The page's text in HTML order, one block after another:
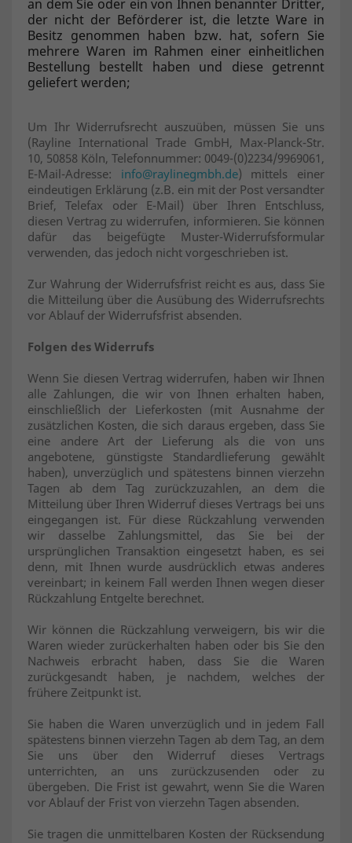
an dem Sie oder ein von Ihnen benannter Dritter,
der nicht der Beförderer ist, die letzte Ware in
Besitz genommen haben bzw. hat, sofern Sie
mehrere Waren im Rahmen einer einheitlichen
Bestellung bestellt haben und diese getrennt
geliefert werden;
Um Ihr Widerrufsrecht auszuüben, müssen Sie uns
(Rayline International Trade GmbH, Max-Planck-Str.
10, 50858 Köln, Telefonnummer: 0049-(0)2234/9969061,
E-Mail-Adresse: info@raylinegmbh.de) mittels einer
eindeutigen Erklärung (z.B. ein mit der Post versandter
Brief, Telefax oder E-Mail) über Ihren Entschluss,
diesen Vertrag zu widerrufen, informieren. Sie können
dafür das beigefügte Muster-Widerrufsformular
verwenden, das jedoch nicht vorgeschrieben ist.
Zur Wahrung der Widerrufsfrist reicht es aus, dass Sie
die Mitteilung über die Ausübung des Widerrufsrechts
vor Ablauf der Widerrufsfrist absenden.
Folgen des Widerrufs
Wenn Sie diesen Vertrag widerrufen, haben wir Ihnen
alle Zahlungen, die wir von Ihnen erhalten haben,
einschließlich der Lieferkosten (mit Ausnahme der
zusätzlichen Kosten, die sich daraus ergeben, dass Sie
eine andere Art der Lieferung als die von uns
angebotene, günstigste Standardlieferung gewählt
haben), unverzüglich und spätestens binnen vierzehn
Tagen ab dem Tag zurückzuzahlen, an dem die
Mitteilung über Ihren Widerruf dieses Vertrags bei uns
eingegangen ist. Für diese Rückzahlung verwenden
wir dasselbe Zahlungsmittel, das Sie bei der
ursprünglichen Transaktion eingesetzt haben, es sei
denn, mit Ihnen wurde ausdrücklich etwas anderes
vereinbart; in keinem Fall werden Ihnen wegen dieser
Rückzahlung Entgelte berechnet.
Wir können die Rückzahlung verweigern, bis wir die
Waren wieder zurückerhalten haben oder bis Sie den
Nachweis erbracht haben, dass Sie die Waren
zurückgesandt haben, je nachdem, welches der
frühere Zeitpunkt ist.
Sie haben die Waren unverzüglich und in jedem Fall
spätestens binnen vierzehn Tagen ab dem Tag, an dem
Sie uns über den Widerruf dieses Vertrags
unterrichten, an uns zurückzusenden oder zu
übergeben. Die Frist ist gewahrt, wenn Sie die Waren
vor Ablauf der Frist von vierzehn Tagen absenden.
Sie tragen die unmittelbaren Kosten der Rücksendung